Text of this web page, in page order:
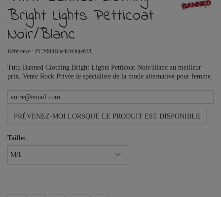
Bright Lights Petticoat
Noir/Blanc
Référence : PC2094Black/WhiteM/L
Tutu Banned Clothing Bright Lights Petticoat Noir/Blanc au meilleur
prix. Vente Rock Privée le spécialiste de la mode alternative pour femme.
PRÉVENEZ-MOI LORSQUE LE PRODUIT EST DISPONIBLE
Taille: